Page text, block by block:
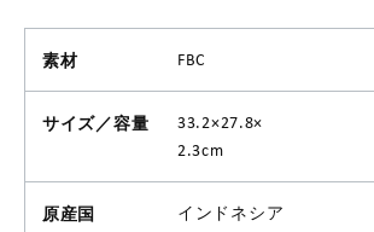
素材 FBC
サイズ／容量
33.2×27.8×
2.3cm
原産国 インドネシア